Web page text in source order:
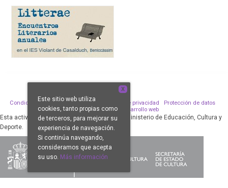
Condiciones de venta Aviso legal Política de privacidad
Protección de datos
Política de Cookies
Desarrollo web
Esta actividad ha sido subvencionada por el Ministerio de Educación, Cultura y
Deporte.
X
Este sitio web utiliza
cookies, tanto propias como
de terceros, para mejorar su
experiencia de navegación.
Si continúa navegando,
consideramos que acepta
su uso. Más información